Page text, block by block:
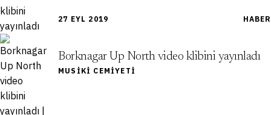
27 EYL 2019 HABER
Borknagar Up North video klibini yayınladı
MUSIKI CEMIYETI